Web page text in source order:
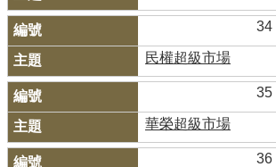
34
民權超級市場
35
華榮超級市場
36